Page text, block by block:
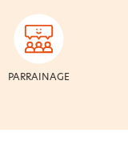
PARRAINAGE